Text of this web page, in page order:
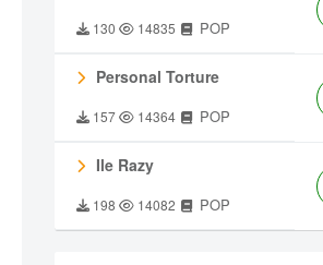
130 14835 POP
Personal Torture
157 14364 POP
Ile Razy
198 14082 POP